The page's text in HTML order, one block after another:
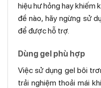
hiệu hư hỏng hay khiếm
đề nào, hãy ngừng sử
để được hỗ trợ.
Dùng gel phù hợp
Việc sử dụng gel bôi
trải nghiệm thoải mái